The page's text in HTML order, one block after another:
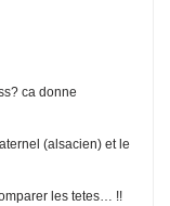
ca donne
(alsacien) et le
les tetes… !!